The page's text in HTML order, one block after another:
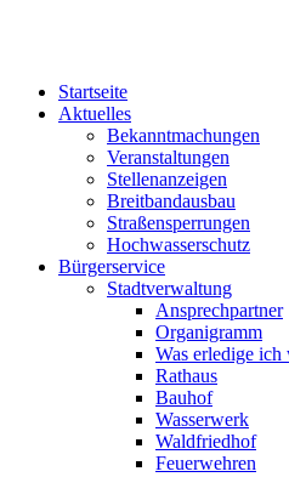
Startseite
Aktuelles
Bekanntmachungen
Veranstaltungen
Stellenanzeigen
Breitbandausbau
Straßensperrungen
Hochwasserschutz
Bürgerservice
Stadtverwaltung
Ansprechpartner
Organigramm
Was erledige ich
Rathaus
Bauhof
Wasserwerk
Waldfriedhof
Feuerwehren